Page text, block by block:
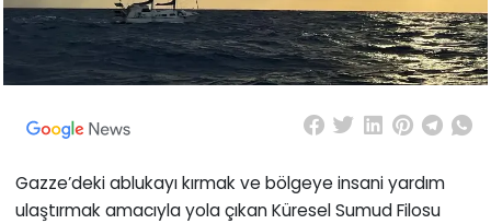
Gazze’deki ablukayı kırmak ve bölgeye insani yardım
ulaştırmak amacıyla yola çıkan Küresel Sumud Filosu